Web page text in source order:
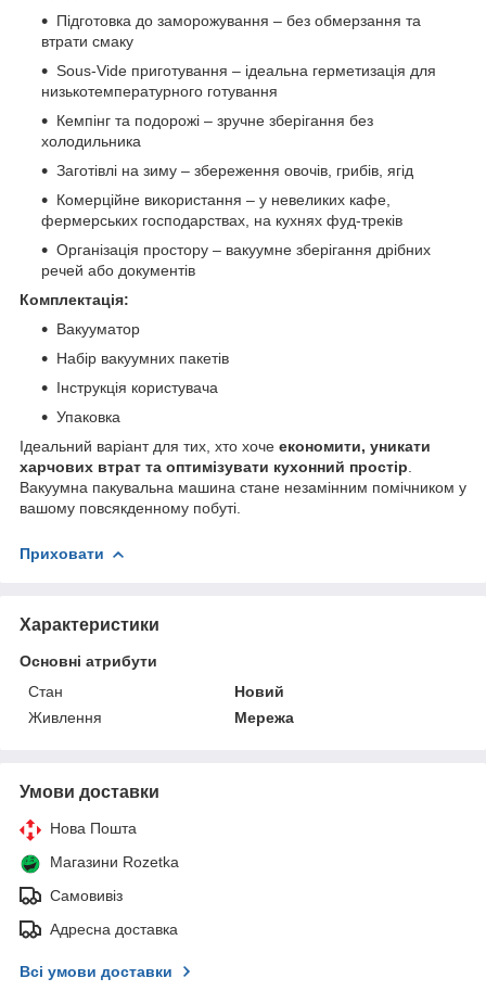
Підготовка до заморожування – без обмерзання та
втрати смаку
Sous-Vide приготування – ідеальна герметизація для
низькотемпературного готування
Кемпінг та подорожі – зручне зберігання без
холодильника
Заготівлі на зиму – збереження овочів, грибів, ягід
Комерційне використання – у невеликих кафе,
фермерських господарствах, на кухнях фуд-треків
Організація простору – вакуумне зберігання дрібних
речей або документів
Комплектація:
Вакууматор
Набір вакуумних пакетів
Інструкція користувача
Упаковка
Ідеальний варіант для тих, хто хоче економити, уникати
харчових втрат та оптимізувати кухонний простір
Вакуумна пакувальна машина стане незамінним помічником у
вашому повсякденному побуті.
Приховати
Характеристики
Основні атрибути
Стан
Новий
Живлення
Мережа
Умови доставки
Нова Пошта
Магазини Rozetka
Самовивіз
Адресна доставка
Всі умови доставки